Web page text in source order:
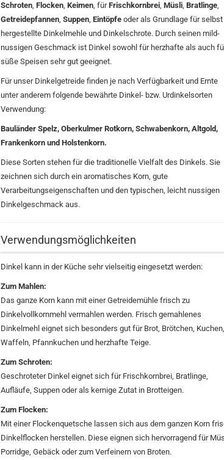
Schroten,Flocken,Keimen, fürFrischkornbrei,Müsli,Bratlinge,
Getreidepfannen,Suppen,Eintöpfe oder als Grundlage für selbst
hergestellte Dinkelmehle und Dinkelschrote. Durch seinen mild-
nussigen Geschmack ist Dinkel sowohl für herzhafte als auch
süße Speisen sehr gut geeignet.
Für unser Dinkelgetreide finden je nach Verfügbarkeit und Ernte
unter anderem folgende bewährte Dinkel- bzw. Urdinkelsorten
Verwendung:
Bauländer Spelz, Oberkulmer Rotkorn, Schwabenkorn, Altgold,
Frankenkorn und Holstenkorn.
Diese Sorten stehen für die traditionelle Vielfalt des Dinkels. Sie
zeichnen sich durch ein aromatisches Korn, gute
Verarbeitungseigenschaften und den typischen, leicht nussigen
Dinkelgeschmack aus.
Verwendungsmöglichkeiten
Dinkel kann in der Küche sehr vielseitig eingesetzt werden:
Zum Mahlen:
Das ganze Korn kann mit einer Getreidemühle frisch zu
Dinkelvollkornmehl vermahlen werden. Frisch gemahlenes
Dinkelmehl eignet sich besonders gut für Brot, Brötchen,
Waffeln, Pfannkuchen und herzhafte Teige.
Zum Schroten:
Geschroteter Dinkel eignet sich für Frischkornbrei, Bratlinge,
Aufläufe, Suppen oder als kernige Zutat in Brotteigen.
Zum Flocken:
Mit einer Flockenquetsche lassen sich aus dem ganzen Korn
Dinkelflocken herstellen. Diese eignen sich hervorragend für
Porridge, Gebäck oder zum Verfeinern von Broten.